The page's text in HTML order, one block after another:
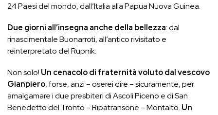
24 Paesi del mondo, dall’Italia alla Papua Nuova Guinea.
Due giorni all’insegna anche della bellezza: dal
rinascimentale Buonarroti, all’antico rivisitato e
reinterpretato del Rupnik.
Non solo! Un cenacolo di fraternità voluto dal vescovo
Gianpiero, forse, anzi – oserei dire – sicuramente, per
amalgamare i due presbiteri di Ascoli Piceno e di San
Benedetto del Tronto – Ripatransone – Montalto. Un